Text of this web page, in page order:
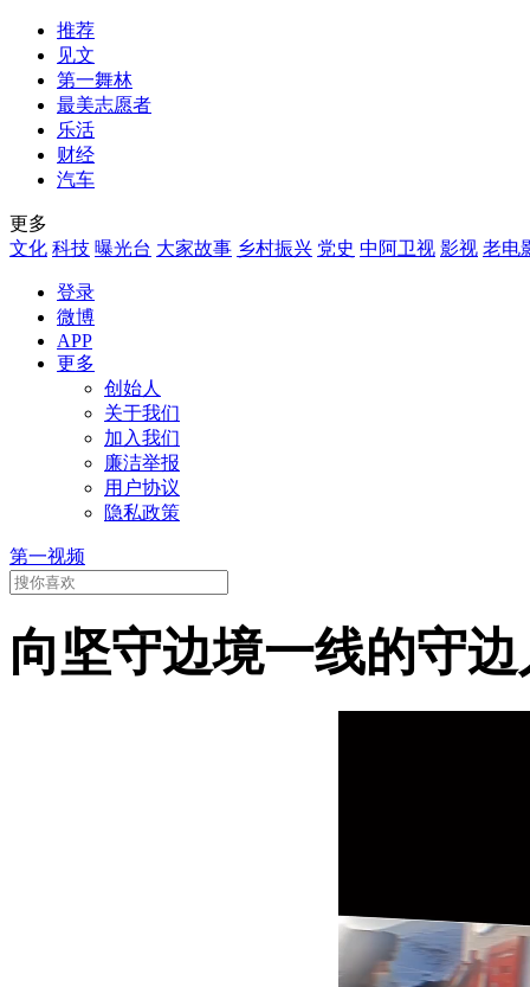
推荐
见文
第一舞林
最美志愿者
乐活
财经
汽车
更多
文化 科技 曝光台 大家故事 乡村振兴 党史 中阿卫视 影视 老电
登录
微博
APP
更多
创始人
关于我们
加入我们
廉洁举报
用户协议
隐私政策
第一视频
向坚守边境一线的守